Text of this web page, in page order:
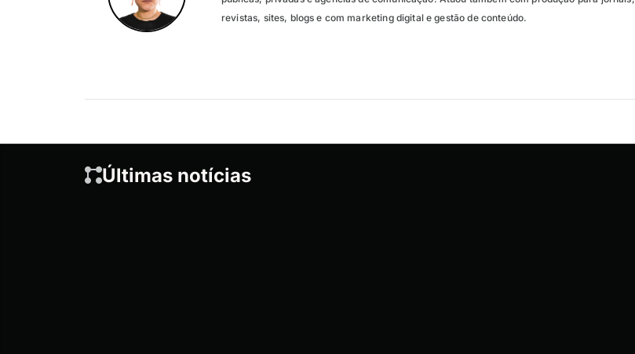
revistas, sites, blogs e com marketing digital e gestão de conteúdo.
Últimas notícias